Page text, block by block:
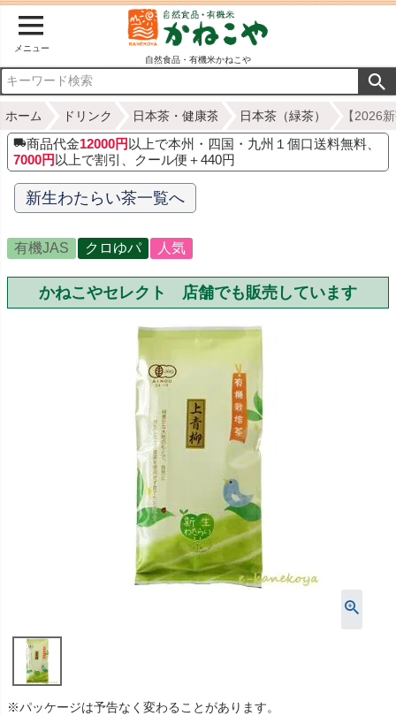
メニュー
自然食品・有機米かねこや
ホーム ドリンク 日本茶・健康茶 日本茶（緑茶） 【2026
商品代金12000円 以上で本州・四国・九州１個口送料無料、
7000円 以上で割引、クール便＋440円
新生わたらい茶一覧へ
有機JAS クロゆパ 人気
かねこやセレクト 店舗でも販売しています
※パッケージは予告なく変わることがあります。